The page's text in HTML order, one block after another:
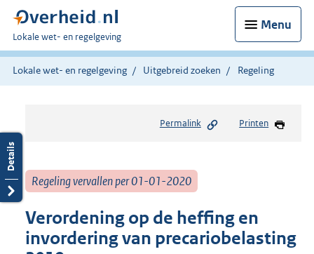
Menu
U
bent
hier:
Lokale wet- en regelgeving
Lokale wet- en regelgeving Uitgebreid zoeken Regeling
Permalink Printen
Regeling vervallen per 01-01-2020
Verordening op de heffing en
invordering van precariobelasting